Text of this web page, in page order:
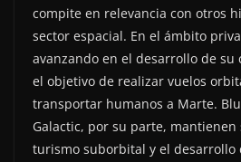
compite en relevancia con otros
sector espacial. En el ámbito
avanzando en el desarrollo de su
el objetivo de realizar vuelos
transportar humanos a Marte.
Galactic, por su parte,
turismo suborbital y el desarrollo